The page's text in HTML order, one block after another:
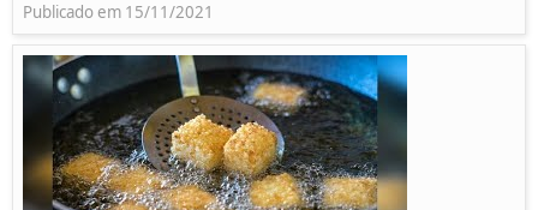
Publicado em 15/11/2021